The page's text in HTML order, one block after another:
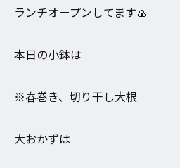
ランチオープンしてます🍙
本日の小鉢は
※春巻き、切り干し大根
大おかずは